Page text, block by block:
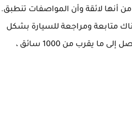
أنها لائقة وأن المواصفات تنطبق.
متابعة ومراجعة للسيارة بشكل
دوري ، وكذلك متابعة جيدة لتقييم العميل ، عدد السائقين. في التطبيق وصل إلى ما يقرب من 1000 سائق ،